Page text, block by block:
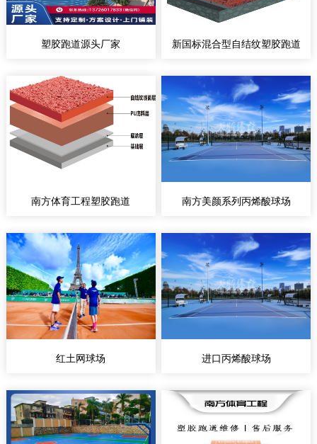
塑胶跑道源头厂家 新国标混合型自结纹塑胶跑道
南方体育工程塑胶跑道 南方美颜系列丙烯酸球场
红土网球场 进口丙烯酸球场